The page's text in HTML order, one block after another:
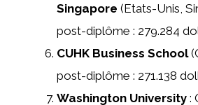
Singapore (Etats-Unis,
post-diplôme : 279.284
CUHK Business School
post-diplôme : 271.138
Washington University :